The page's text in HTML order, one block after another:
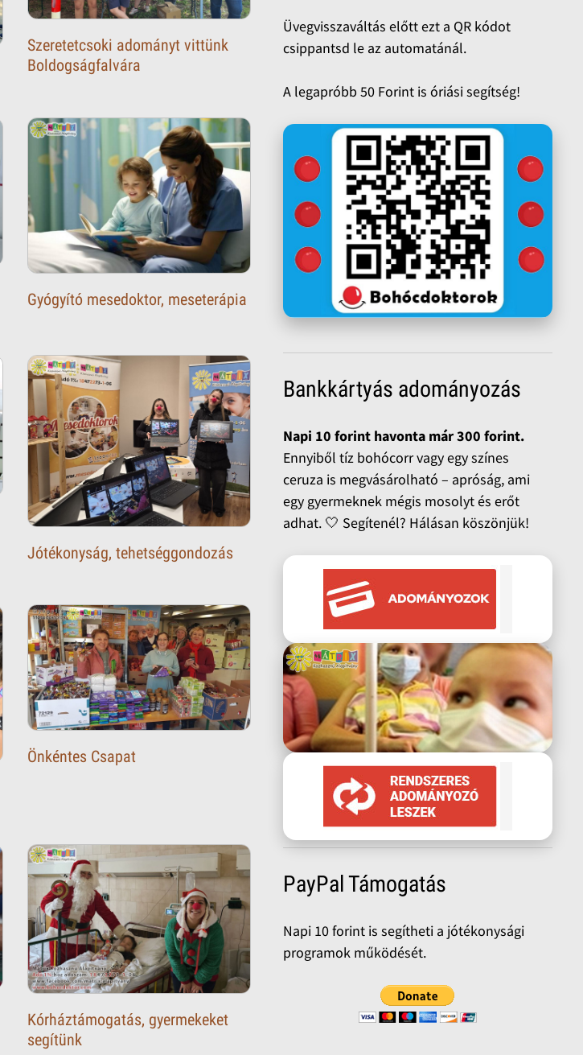
Szeretetcsoki adományt vittünk
Boldogságfalvára
Gyógyító mesedoktor, meseterápia
Jótékonyság, tehetséggondozás
Önkéntes Csapat
Kórháztámogatás, gyermekeket
segítünk
Üvegvisszaváltás előtt ezt a QR kódot
csippantsd le az automatánál.
A legapróbb 50 Forint is óriási segítség!
Bankkártyás adományozás
Napi 10 forint havonta már 300 forint.
Ennyiből tíz bohócorr vagy egy színes
ceruza is megvásárolható – apróság, ami
egy gyermeknek mégis mosolyt és erőt
adhat. 🤍 Segítenél? Hálásan köszönjük!
PayPal Támogatás
Napi 10 forint is segítheti a jótékonysági
programok működését.